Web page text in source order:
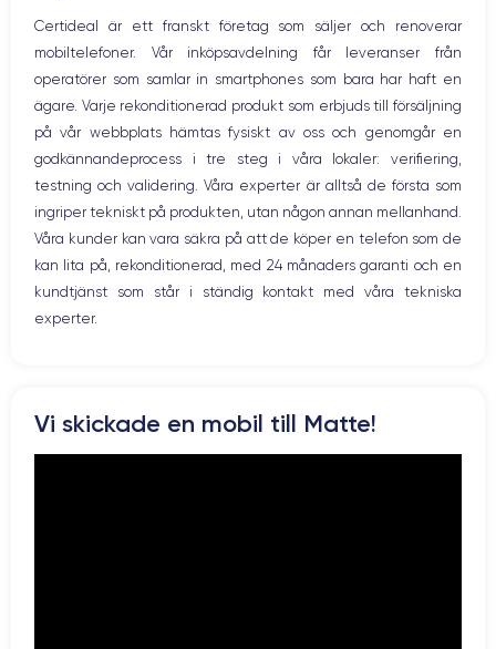
Puce A15 Bionic 6
Nom GPU
GPU 5 cœurs
Fréq. processeur
3.22 GHz
12 Mpx 12 Mpx
Résolution vidéo
4K - 3840 x 2160 px
Recharge rapide
Oui, 25W
Batterie Type de SIM
Pour en savoir plus sur les caractéristiques de ce smartphone,
Hem-knappen
Bluetooth
WiFi
Nätverk
Vibration
Prise USB
Certideal är ett franskt företag som säljer och renoverar
mobiltelefoner. Vår inköpsavdelning får leveranser från
operatörer som samlar in smartphones som bara har haft en
ägare. Varje rekonditionerad produkt som erbjuds till försäljning
på vår webbplats hämtas fysiskt av oss och genomgår en
godkännandeprocess i tre steg i våra lokaler: verifiering,
testning och validering. Våra experter är alltså de första som
ingriper tekniskt på produkten, utan någon annan mellanhand.
Våra kunder kan vara säkra på att de köper en telefon som de
kan lita på, rekonditionerad, med 24 månaders garanti och en
kundtjänst som står i ständig kontakt med våra tekniska
experter.
Vi skickade en mobil till Matte!